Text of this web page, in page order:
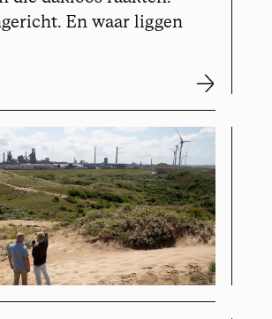
En waar liggen